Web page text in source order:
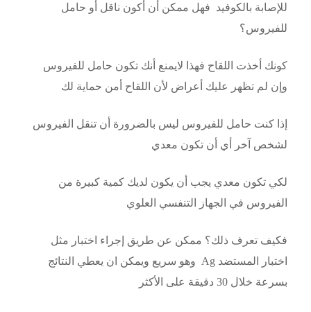
للإصابة بالكوفيد فهل ممكن أن أكون ناقل أو حامل
للفيروس؟
كونك أخذت اللقاح فهذا لايمنع أنك تكون حامل للفيروس
وإن لم تظهر عليك أعراض لأن اللقاح أمن حماية لك
إذا كنت حامل للفيروس ليس بالضرورة أن تنقل الفيروس
لشخص آخر أي أن تكون معدي
لكي تكون معدي يجب أن يكون لديك كمية كبيرة من
الفيروس في الجهاز التنفسي العلوي
فكيف تعرف ذلك؟ ممكن عن طريق إجراء اختبار مثل
اختبار المستضد Ag وهو سريع ويمكن ان يعطي النتائج
بسرعة خلال 30 دقيقة على الأكثر